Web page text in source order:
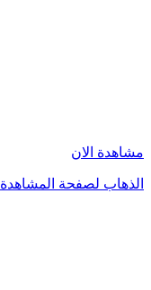
مشاهدة الان
الذهاب لصفحة المشاهدة